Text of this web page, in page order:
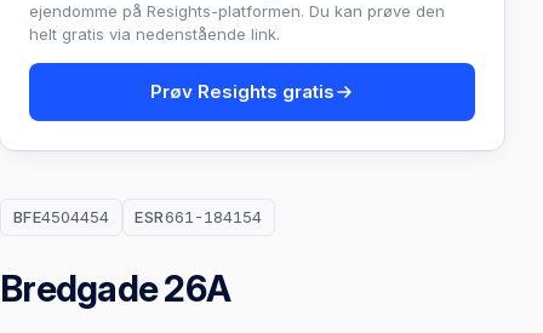
BFE4504454 ESR661-184154
Bredgade 26A
ejendomme på Resights-platformen. Du kan prøve den
helt gratis via nedenstående link.
Prøv Resights gratis